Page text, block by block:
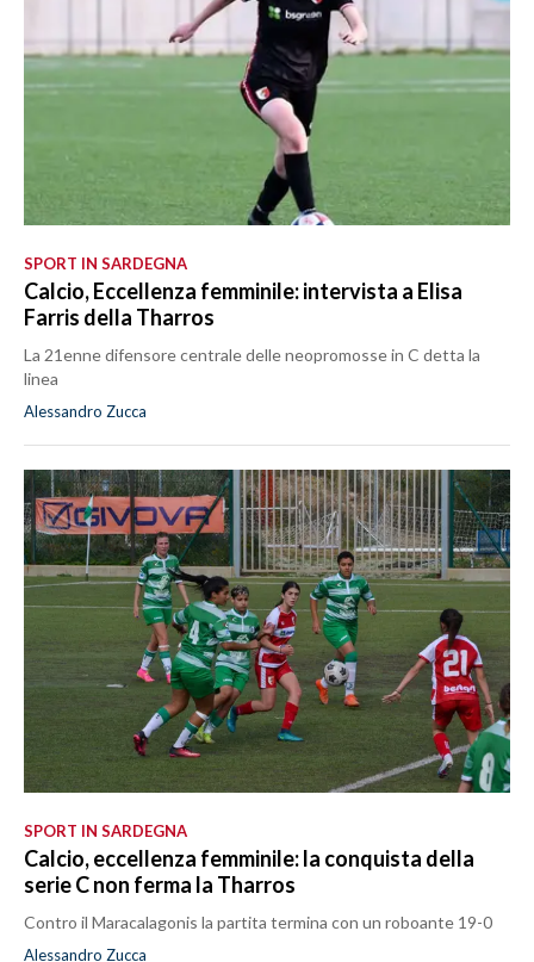
SPORT IN SARDEGNA
Calcio, Eccellenza femminile: intervista a Elisa
Farris della Tharros
La 21enne difensore centrale delle neopromosse in C detta la
linea
Alessandro Zucca
SPORT IN SARDEGNA
Calcio, eccellenza femminile: la conquista della
serie C non ferma la Tharros
Contro il Maracalagonis la partita termina con un roboante 19-0
Alessandro Zucca